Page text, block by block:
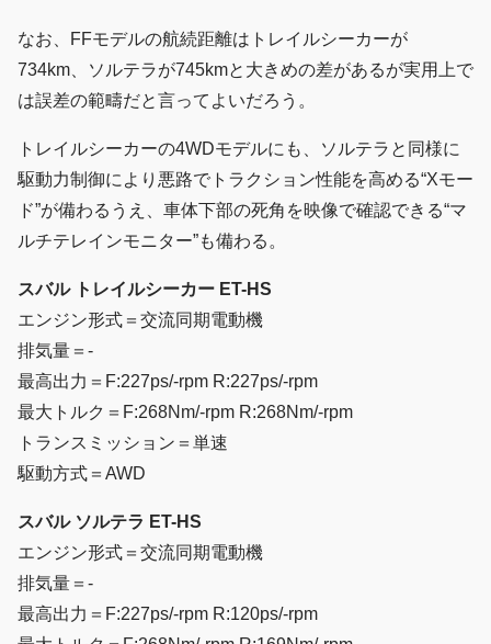
なお、FFモデルの航続距離はトレイルシーカーが
734km、ソルテラが745kmと大きめの差があるが実用上で
は誤差の範疇だと言ってよいだろう。
トレイルシーカーの4WDモデルにも、ソルテラと同様に
駆動力制御により悪路でトラクション性能を高める“Xモー
ド”が備わるうえ、車体下部の死角を映像で確認できる“マ
ルチテレインモニター”も備わる。
スバル トレイルシーカー ET-HS
エンジン形式＝交流同期電動機
排気量＝-
最高出力＝F:227ps/-rpm R:227ps/-rpm
最大トルク＝F:268Nm/-rpm R:268Nm/-rpm
トランスミッション＝単速
駆動方式＝AWD
スバル ソルテラ ET-HS
エンジン形式＝交流同期電動機
排気量＝-
最高出力＝F:227ps/-rpm R:120ps/-rpm